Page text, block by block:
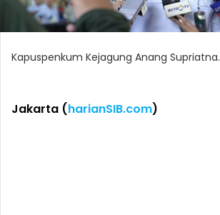
Kapuspenkum Kejagung Anang Supriatna.
Jakarta (harianSIB.com)